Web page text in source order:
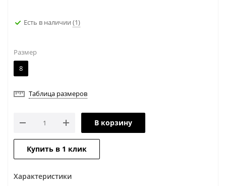
Есть в наличии (1)
Размер
8
Таблица размеров
В корзину
Купить в 1 клик
Характеристики